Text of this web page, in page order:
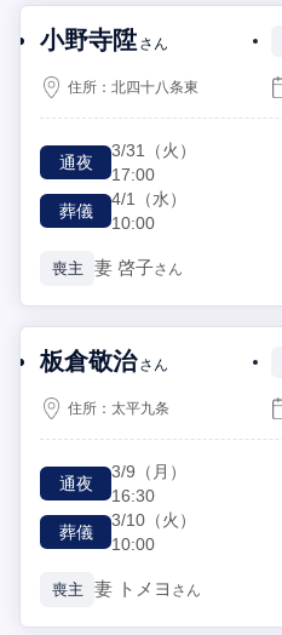
小野寺陞 さん
住所：北四十八条東
通夜
3/31 （火）
17:00
葬儀
4/1 （水）
10:00
喪主 妻 啓子さん
板倉敬治 さん
住所：太平九条
通夜
3/9 （月）
16:30
葬儀
3/10 （火）
10:00
喪主 妻 トメヨ さん